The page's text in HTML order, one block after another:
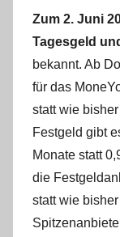
Zum 2. Juni
Tagesgeld
bekannt. Ab
für das
statt wie
Festgeld gibt
Monate statt
die
statt wie